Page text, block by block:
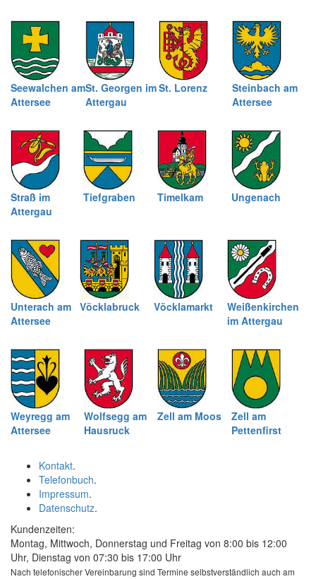
Seewalchen am
Attersee
St. Georgen im
Attergau
St. Lorenz
Steinbach am
Attersee
Straß im
Attergau
Tiefgraben Timelkam Ungenach
Unterach am
Attersee
Vöcklabruck Vöcklamarkt
Weißenkirchen
im Attergau
Weyregg am
Attersee
Wolfsegg am
Hausruck
Zell am Moos
Zell am
Pettenfirst
Kontakt.
Telefonbuch.
Impressum.
Datenschutz.
Kundenzeiten:
Montag, Mittwoch, Donnerstag und Freitag von 8:00 bis 12:00
Uhr, Dienstag von 07:30 bis 17:00 Uhr
Nach telefonischer Vereinbarung sind Termine selbstverständlich auch am